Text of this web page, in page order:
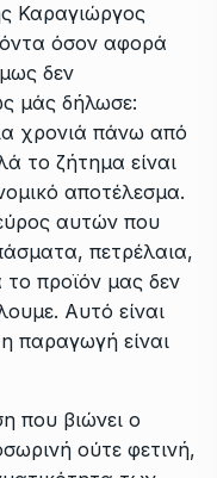
Καραγιώργος
όσον αφορά
δεν
μάς δήλωσε:
χρονιά πάνω από
το ζήτημα είναι
αποτέλεσμα.
αυτών που
πετρέλαια,
προϊόν μας δεν
Αυτό είναι
παραγωγή είναι
που βιώνει ο
ούτε φετινή,